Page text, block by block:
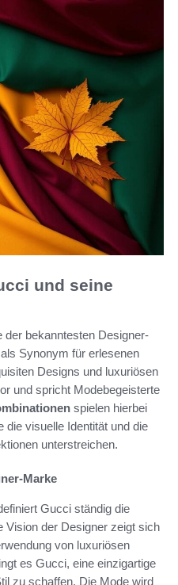
und seine
bekanntesten Designer-
Synonym für erlesenen
Designs und luxuriösen
und spricht Modebegeisterte
spielen hierbei
die visuelle Identität und die
unterstreichen.
Marke
Gucci ständig die
Vision der Designer zeigt sich
von luxuriösen
es Gucci, eine einzigartige
zu schaffen. Die Mode wird